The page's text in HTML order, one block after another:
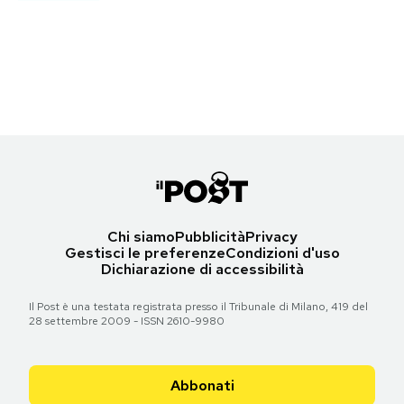
Torna all'articolo
Chi siamoPubblicitàPrivacy
Gestisci le preferenzeCondizioni d'uso
Dichiarazione di accessibilità
Il Post è una testata registrata presso il Tribunale di Milano, 419 del
28 settembre 2009 - ISSN 2610-9980
Abbonati